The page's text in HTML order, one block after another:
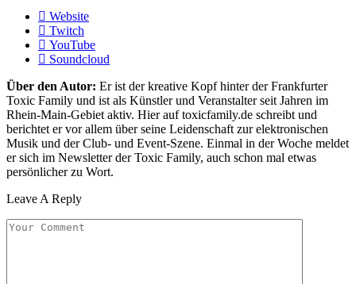
Website
Twitch
YouTube
Soundcloud
Über den Autor: Er ist der kreative Kopf hinter der Frankfurter
Toxic Family und ist als Künstler und Veranstalter seit Jahren im
Rhein-Main-Gebiet aktiv. Hier auf toxicfamily.de schreibt und
berichtet er vor allem über seine Leidenschaft zur elektronischen
Musik und der Club- und Event-Szene. Einmal in der Woche meldet
er sich im Newsletter der Toxic Family, auch schon mal etwas
persönlicher zu Wort.
Leave A Reply